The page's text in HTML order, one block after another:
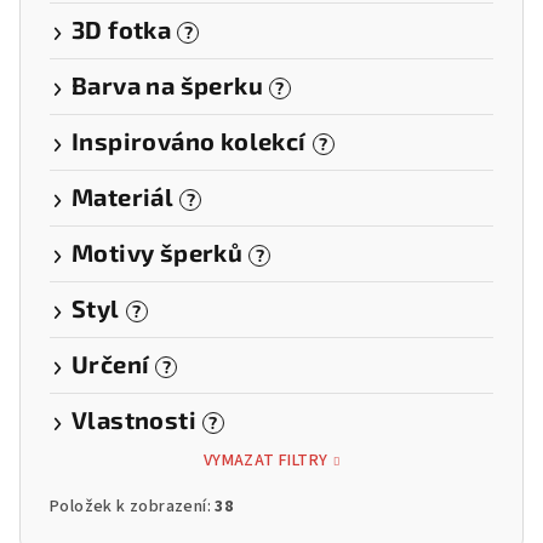
3D fotka ?
Barva na šperku ?
Inspirováno kolekcí ?
Materiál ?
Motivy šperků ?
Styl ?
Určení ?
Vlastnosti ?
VYMAZAT FILTRY
Položek k zobrazení:38